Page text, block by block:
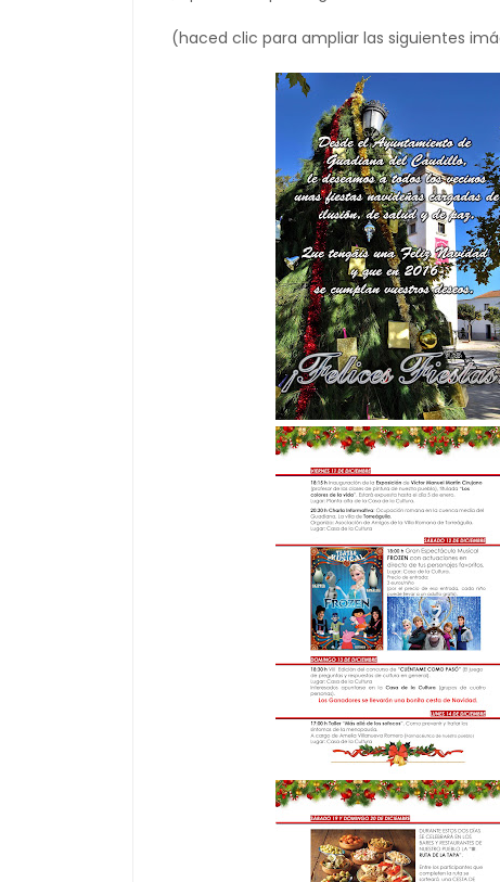
(haced clic para ampliar las siguientes